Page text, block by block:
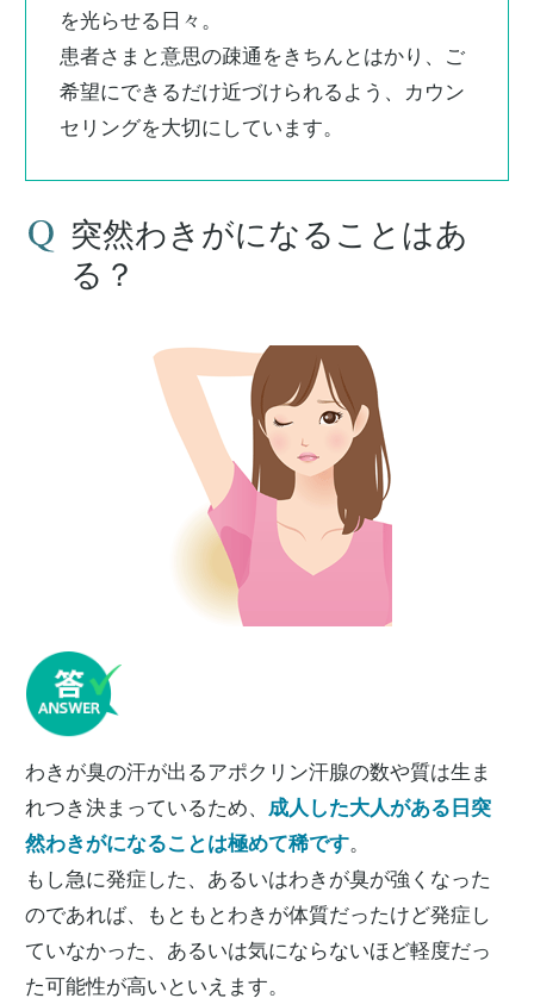
を光らせる日々。
患者さまと意思の疎通をきちんとはかり、ご
希望にできるだけ近づけられるよう、カウン
セリングを大切にしています。
突然わきがになることはあ
る？
わきが臭の汗が出るアポクリン汗腺の数や質は生ま
れつき決まっているため、 成人した大人がある日突
然わきがになることは極めて稀です。
もし急に発症した、あるいはわきが臭が強くなった
のであれば、もともとわきが体質だったけど発症し
ていなかった、あるいは気にならないほど軽度だっ
た可能性が高いといえます。